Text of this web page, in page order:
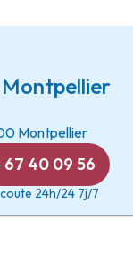
Montpellier
Montpellier
67 40 09 56
24h/24 7j/7